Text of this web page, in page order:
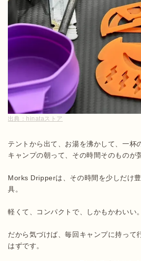
出典： hinataストア
テントから出て、お湯を沸かして、一杯
キャンプの朝って、その時間そのものが
Morks Dripperは、その時間を少しだけ
具。
軽くて、コンパクトで、しかもかわいい。
だから気づけば、毎回キャンプに持って
はずです。